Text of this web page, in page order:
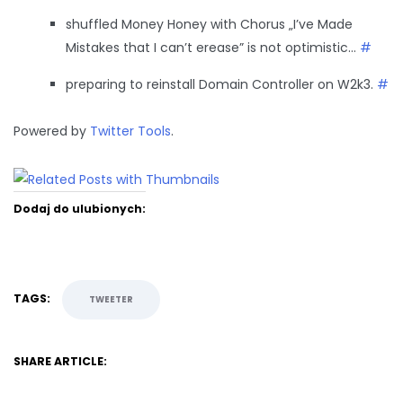
shuffled Money Honey with Chorus „I’ve Made
Mistakes that I can’t erease” is not optimistic… #
preparing to reinstall Domain Controller on W2k3. #
Powered by Twitter Tools.
Dodaj do ulubionych:
TAGS: TWEETER
SHARE ARTICLE: